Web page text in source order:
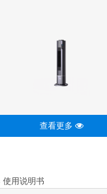
查看更多
使用说明书